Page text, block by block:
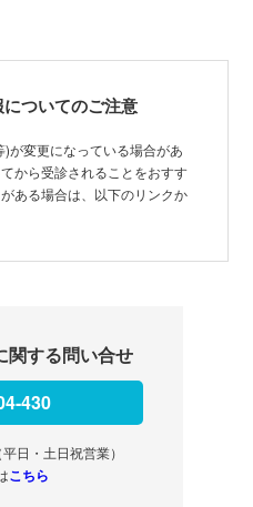
ついてのご注意
が変更になっている場合があ
から受診されることをおすす
ある場合は、以下のリンクか
関する問い合せ
430
日・土日祝営業）
こちら